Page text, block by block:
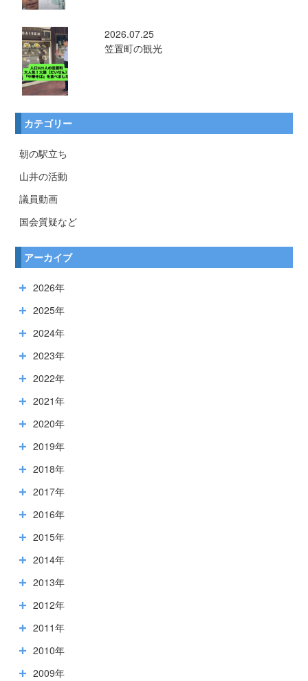
2026.07.25
笠置町の観光
カテゴリー
朝の駅立ち
山井の活動
議員動画
国会質疑など
アーカイブ
2026年
2025年
2024年
2023年
2022年
2021年
2020年
2019年
2018年
2017年
2016年
2015年
2014年
2013年
2012年
2011年
2010年
2009年